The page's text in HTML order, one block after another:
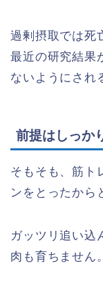
過剰摂取では死
最近の研究結果
ないようにされ
前提はしっか
そもそも、筋ト
ンをとったから
ガッツリ追い込
肉も育ちません。